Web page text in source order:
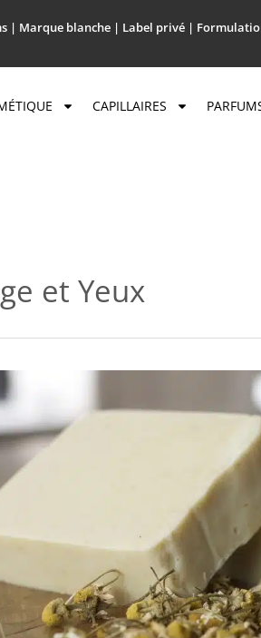
| Marque blanche | Label privé |
CAPILLAIRES
et Yeux